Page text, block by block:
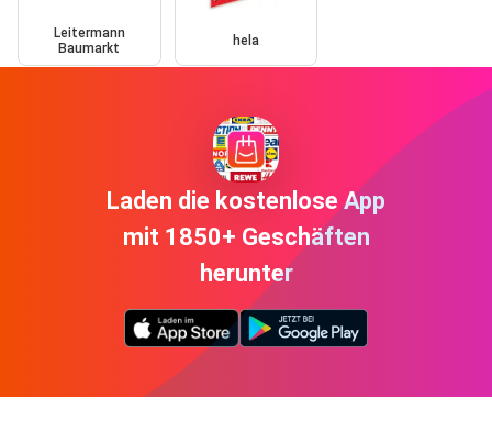
Leitermann
Baumarkt
hela
Laden die kostenlose App
mit 1850+ Geschäften
herunter